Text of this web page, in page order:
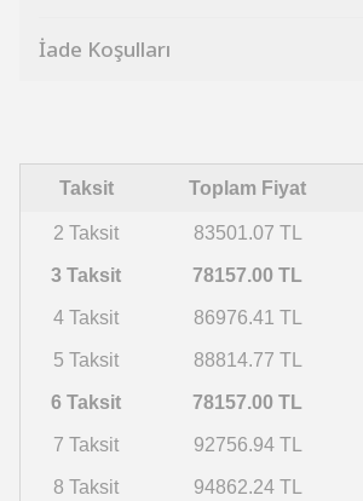
İade Koşulları
Taksit Toplam Fiyat
2 Taksit 83501.07 TL
3 Taksit 78157.00 TL
4 Taksit 86976.41 TL
5 Taksit 88814.77 TL
6 Taksit 78157.00 TL
7 Taksit 92756.94 TL
8 Taksit 94862.24 TL